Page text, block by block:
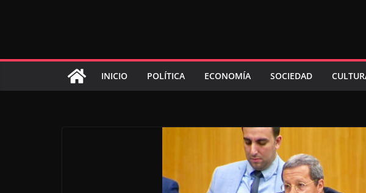
INICIO POLÍTICA ECONOMÍA SOCIEDAD